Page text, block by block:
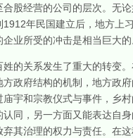
股经营的公司的层次。无
1912年民国建立后，地方上
业所受的冲击是相当巨大的
的关系发生了重大的转变
政府结构的机制，地方政
宇和宗教仪式与事件，乡
同，另一方面又能表达自
其治理的权力与责任。在